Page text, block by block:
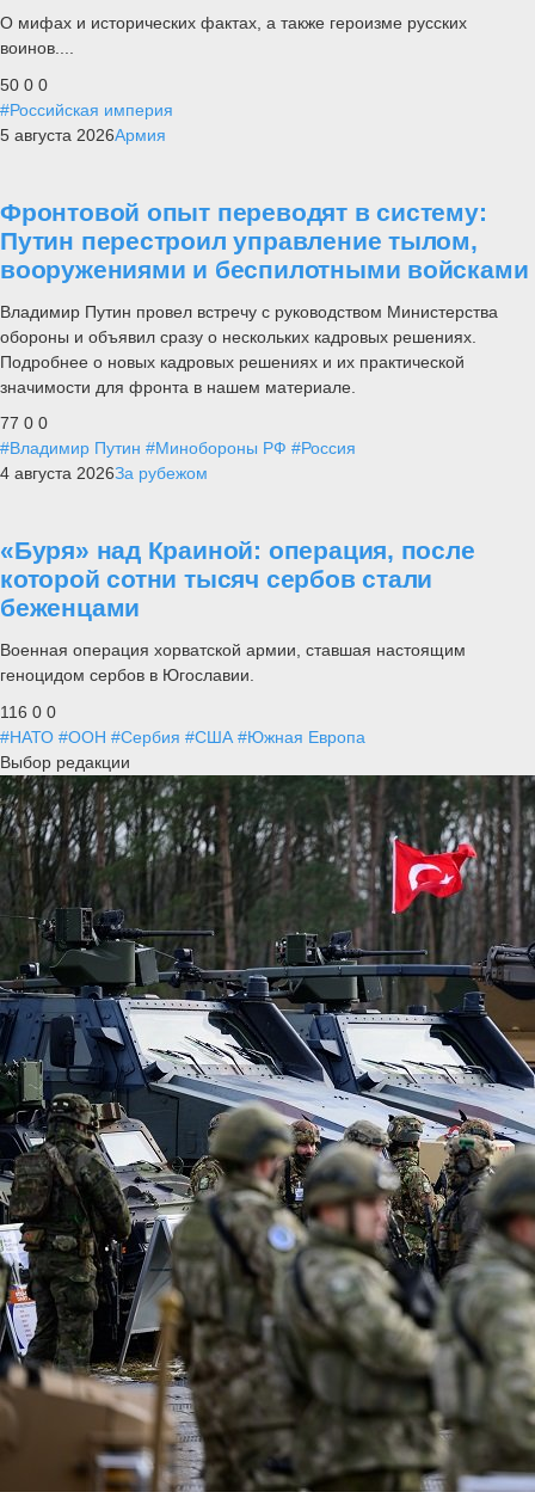
О мифах и исторических фактах, а также героизме русских
воинов....
50 0 0
#Российская империя
5 августа 2026Армия
Фронтовой опыт переводят в систему:
Путин перестроил управление тылом,
вооружениями и беспилотными войсками
Владимир Путин провел встречу с руководством Министерства
обороны и объявил сразу о нескольких кадровых решениях.
Подробнее о новых кадровых решениях и их практической
значимости для фронта в нашем материале.
77 0 0
#Владимир Путин #Минобороны РФ #Россия
4 августа 2026За рубежом
«Буря» над Краиной: операция, после
которой сотни тысяч сербов стали
беженцами
Военная операция хорватской армии, ставшая настоящим
геноцидом сербов в Югославии.
116 0 0
#НАТО #ООН #Сербия #США #Южная Европа
Выбор редакции